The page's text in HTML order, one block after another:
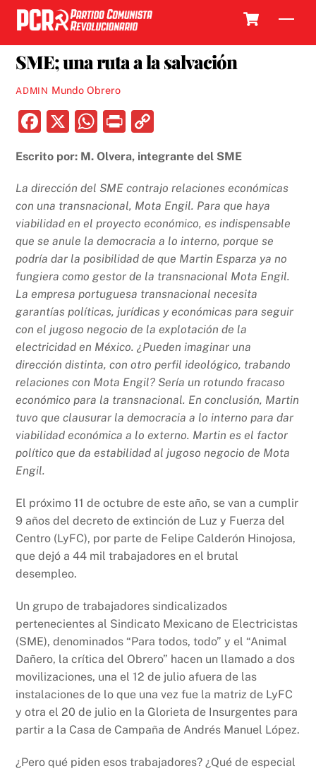
Skip
content
SME; una ruta a la salvación
ADMIN Mundo Obrero
F
c
e
b
o
o
k
X
W
at
s
A
p
p
P
nt p
y
Li
n
k
Escrito por: M. Olvera, integrante del SME
La dirección del SME contrajo relaciones económicas
con una transnacional, Mota Engil. Para que haya
viabilidad en el proyecto económico, es indispensable
que se anule la democracia a lo interno, porque se
podría dar la posibilidad de que Martin Esparza ya no
fungiera como gestor de la transnacional Mota Engil.
La empresa portuguesa transnacional necesita
garantías políticas, jurídicas y económicas para seguir
con el jugoso negocio de la explotación de la
electricidad en México. ¿Pueden imaginar una
dirección distinta, con otro perfil ideológico, trabando
relaciones con Mota Engil? Sería un rotundo fracaso
económico para la transnacional. En conclusión, Martin
tuvo que clausurar la democracia a lo interno para dar
viabilidad económica a lo externo. Martin es el factor
político que da estabilidad al jugoso negocio de Mota
Engil.
El próximo 11 de octubre de este año, se van a cumplir
9 años del decreto de extinción de Luz y Fuerza del
Centro (LyFC), por parte de Felipe Calderón Hinojosa,
que dejó a 44 mil trabajadores en el brutal
desempleo.
Un grupo de trabajadores sindicalizados
pertenecientes al Sindicato Mexicano de Electricistas
(SME), denominados “Para todos, todo” y el “Animal
Dañero, la crítica del Obrero” hacen un llamado a dos
movilizaciones, una el 12 de julio afuera de las
instalaciones de lo que una vez fue la matriz de LyFC
y otra el 20 de julio en la Glorieta de Insurgentes para
partir a la Casa de Campaña de Andrés Manuel López.
¿Pero qué piden esos trabajadores? ¿Qué de especial